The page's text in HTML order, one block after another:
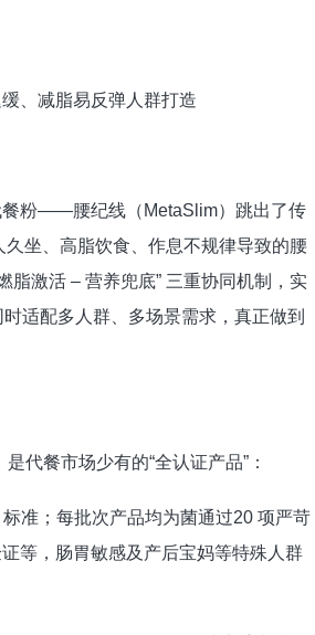
、减脂易反弹人群打造
粉——腰纪线（MetaSlim）跳出了传
久坐、高脂饮食、作息不规律导致的腰
脂激活 – 营养兜底” 三重协同机制，实
适配多人群、多场景需求，真正做到
餐市场少有的“全认证产品”：
准；每批次产品均为菌通过20 项严苛
等，肠胃敏感及产后宝妈等特殊人群